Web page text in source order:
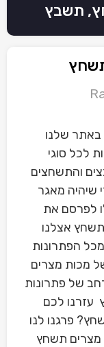
תשבץ
שלנו
לכל סוגי
והתשחצים
שיהיה מאגר
לפרסם את
אצלנו
הפתרונות
מכות מצרים
של פתרונות
עזרנו לכם
פרגנו לנו
מצרים תשחץ